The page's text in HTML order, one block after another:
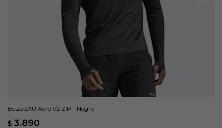
Buzo 2XU Aero 1/2 ZIP - Negro
$ 3.890